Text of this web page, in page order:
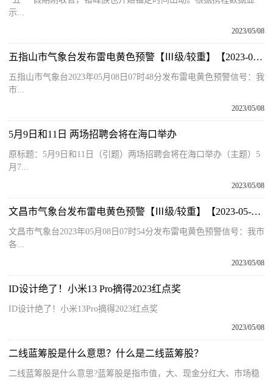
示...
2023/05/08
五指山市气象台发布雷电黄色预警【Ⅲ级/较重】【2023-05-08】
五指山市气象台2023年05月08日07时48分发布雷电黄色预警信号：我
市...
2023/05/08
5月9日和11日 两场招聘会将在海口举办
原标题：5月9日和11日（引题）两场招聘会将在海口举办（主题）5
月7...
2023/05/08
文昌市气象台发布雷电黄色预警【Ⅲ级/较重】【2023-05-08】-每日快播
文昌市气象台2023年05月08日07时54分发布雷电黄色预警信号：我市
各...
2023/05/08
ID设计绝了！小米13 Pro摘得2023红点奖
ID设计绝了！小米13Pro摘得2023红点奖
2023/05/08
二线蓝筹股是什么意思？什么是二线蓝筹股？
二线蓝筹股是什么意思?蓝筹股是指市值，大、现金分红大、市场稳